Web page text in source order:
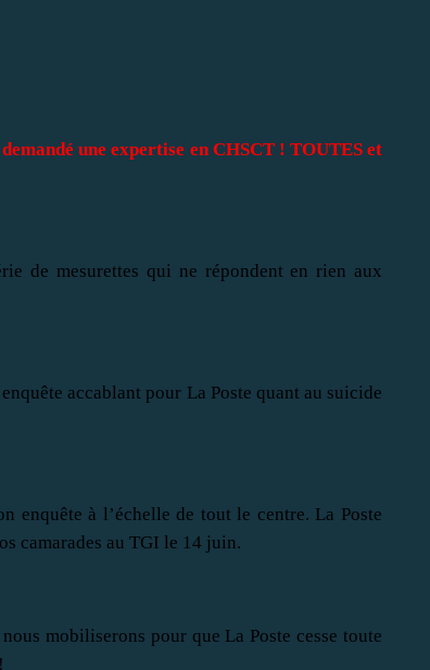
une expertise en CHSCT ! TOUTES et
de mesurettes qui ne répondent en rien aux
accablant pour La Poste quant au suicide
enquête à l’échelle de tout le centre. La Poste
camarades au TGI le 14 juin.
mobiliserons pour que La Poste cesse toute